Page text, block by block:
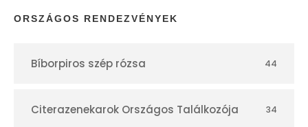
p
r
ORSZÁGOS RENDEZVÉNYEK
Bíborpiros szép rózsa 44
Citerazenekarok Országos Találkozója 34